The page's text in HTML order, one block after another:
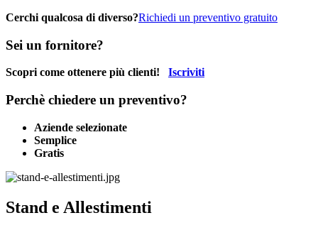
Cerchi qualcosa di diverso?Richiedi un preventivo gratuito
Sei un fornitore?
Scopri come ottenere più clienti! Iscriviti
Perchè chiedere un preventivo?
Aziende selezionate
Semplice
Gratis
Stand e Allestimenti